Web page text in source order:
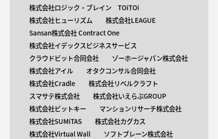
株式会社ロジック・ブレイン TOiTOi
株式会社ヒューリズム
株式会社LEAGUE
Sansan株式会社 Contract One
株式会社イデックスビジネスサービス
クラウドビット合同会社
ゾーホージャパン株式会社
株式会社アイル
オタクコンサル合同会社
株式会社Cradle
株式会社リベルクラフト
スマサテ株式会社
株式会社いえらぶGROUP
株式会社ビットキー
マンションリサーチ株式会社
株式会社SUMiTAS
株式会社カグカス
株式会社Virtual Wall
ソフトブレーン株式会社